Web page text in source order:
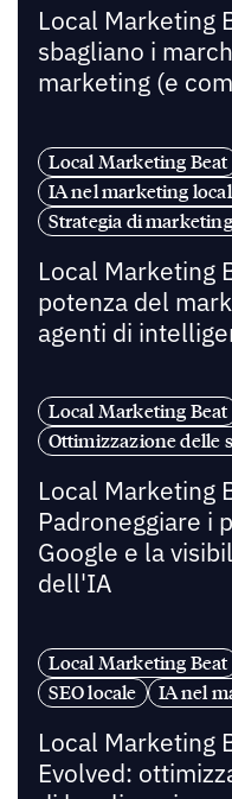
Local Marketing
sbagliano i
marketing (e
Local Marketing Beat
IA nel marketing
Strategia di
Local Marketing
potenza del
agenti di
Local Marketing Beat
Ottimizzazione delle
Local Marketing
Padroneggiare i
Google e la
dell'IA
Local Marketing Beat
SEO locale
IA nel
Local Marketing
Evolved: